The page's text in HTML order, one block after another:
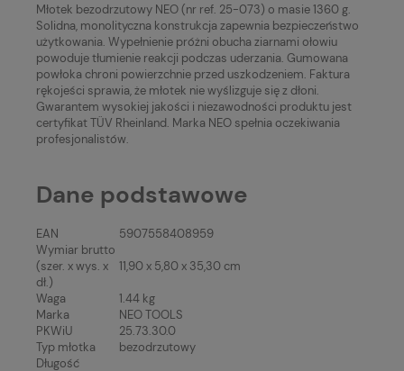
Młotek bezodrzutowy NEO (nr ref. 25-073) o masie 1360 g.
Solidna, monolityczna konstrukcja zapewnia bezpieczeństwo
użytkowania. Wypełnienie próżni obucha ziarnami ołowiu
powoduje tłumienie reakcji podczas uderzania. Gumowana
powłoka chroni powierzchnie przed uszkodzeniem. Faktura
rękojeści sprawia, że młotek nie wyślizguje się z dłoni.
Gwarantem wysokiej jakości i niezawodności produktu jest
certyfikat TÜV Rheinland. Marka NEO spełnia oczekiwania
profesjonalistów.
Dane podstawowe
EAN
5907558408959
Wymiar brutto
(szer. x wys. x
dł.)
11,90 x 5,80 x 35,30 cm
Waga
1.44 kg
Marka
NEO TOOLS
PKWiU
25.73.30.0
Typ młotka
bezodrzutowy
Długość